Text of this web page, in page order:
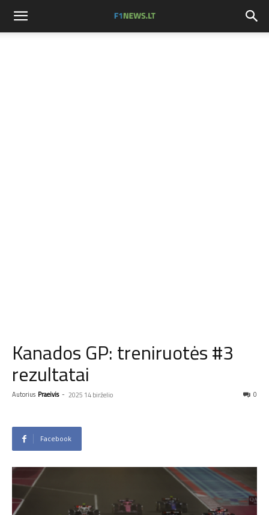
Kanados GP: treniruotės #3
rezultatai
Autorius Praeivis - 2025 14 birželio 0
Facebook